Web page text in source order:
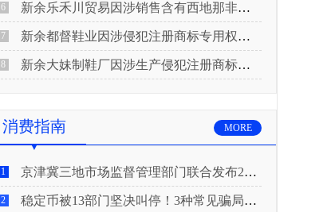
6 新余乐禾川贸易因涉销售含有西地那非的保健食品被查
7 新余都督鞋业因涉侵犯注册商标专用权被查
8 新余大妹制鞋厂因涉生产侵犯注册商标专用权的产品被查
消费指南 MORE
1 京津冀三地市场监督管理部门联合发布2026年春节期间消费提示
2 稳定币被13部门坚决叫停！3种常见骗局“套路”曝光